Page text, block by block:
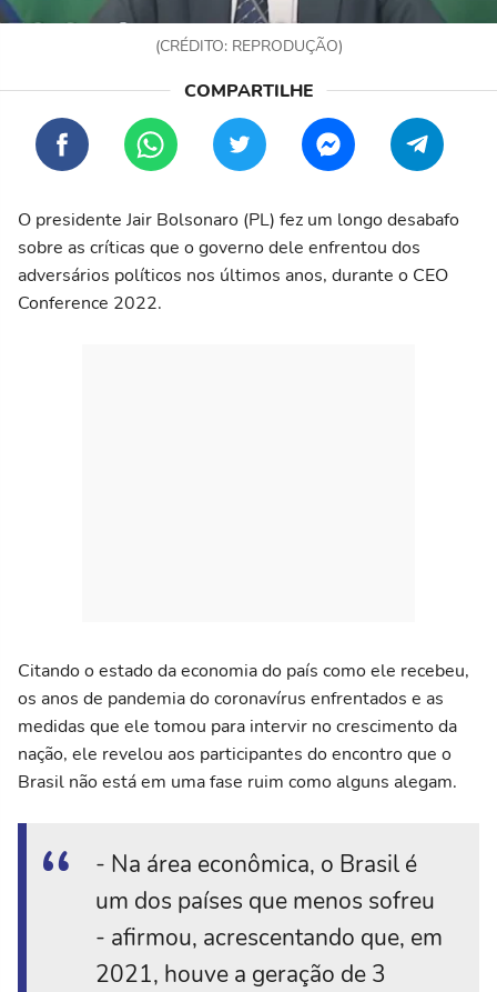
(CRÉDITO: REPRODUÇÃO)
O presidente Jair Bolsonaro (PL) fez um longo desabafo
sobre as críticas que o governo dele enfrentou dos
adversários políticos nos últimos anos, durante o CEO
Conference 2022.
Citando o estado da economia do país como ele recebeu,
os anos de pandemia do coronavírus enfrentados e as
medidas que ele tomou para intervir no crescimento da
nação, ele revelou aos participantes do encontro que o
Brasil não está em uma fase ruim como alguns alegam.
- Na área econômica, o Brasil é
um dos países que menos sofreu
- afirmou, acrescentando que, em
2021, houve a geração de 3